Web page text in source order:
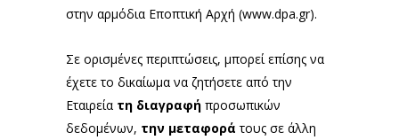
στην αρμόδια Εποπτική Αρχή (www.dpa.gr).
Σε ορισμένες περιπτώσεις, μπορεί επίσης να
έχετε το δικαίωμα να ζητήσετε από την
Εταιρεία τη διαγραφή προσωπικών
δεδομένων, την μεταφορά τους σε άλλη